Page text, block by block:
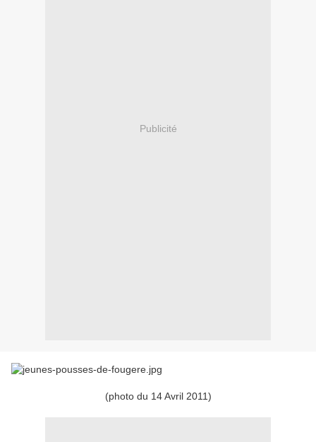
Publicité
(photo du 14 Avril 2011)